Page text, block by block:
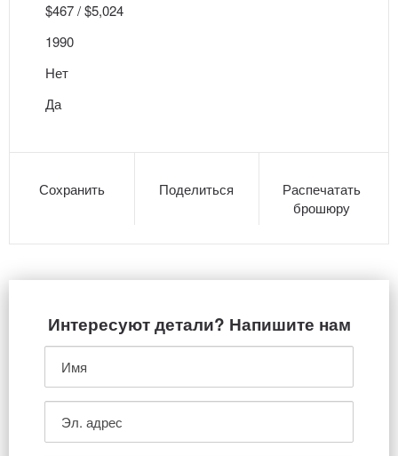
$467 / $5,024
1990
Нет
Да
Сохранить Поделиться
Распечатать
брошюру
Интересуют детали? Напишите нам